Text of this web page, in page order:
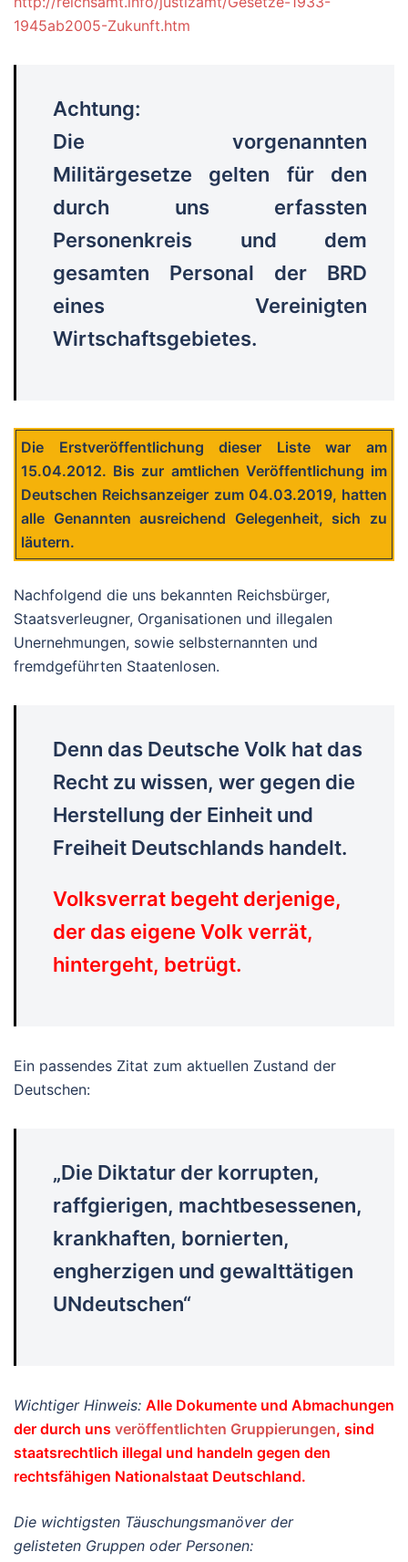
1945ab2005-Zukunft.htm
Achtung:
Die vorgenannten
Militärgesetze gelten für den
durch uns erfassten
Personenkreis und dem
gesamten Personal der BRD
eines Vereinigten
Wirtschaftsgebietes.
Die Erstveröffentlichung dieser Liste war am
15.04.2012. Bis zur amtlichen Veröffentlichung im
Deutschen Reichsanzeiger zum 04.03.2019, hatten
alle Genannten ausreichend Gelegenheit, sich zu
läutern.
Nachfolgend die uns bekannten Reichsbürger,
Staatsverleugner, Organisationen und illegalen
Unernehmungen, sowie selbsternannten und
fremdgeführten Staatenlosen.
Denn das Deutsche Volk hat das
Recht zu wissen, wer gegen die
Herstellung der Einheit und
Freiheit Deutschlands handelt.
Volksverrat begeht derjenige,
der das eigene Volk verrät,
hintergeht, betrügt.
Ein passendes Zitat zum aktuellen Zustand der
Deutschen:
„Die Diktatur der korrupten,
raffgierigen, machtbesessenen,
krankhaften, bornierten,
engherzigen und gewalttätigen
UNdeutschen“
Wichtiger Hinweis: Alle Dokumente und Abmachungen
der durch uns veröffentlichten Gruppierungen, sind
staatsrechtlich illegal und handeln gegen den
rechtsfähigen Nationalstaat Deutschland.
Die wichtigsten Täuschungsmanöver der
gelisteten Gruppen oder Personen: